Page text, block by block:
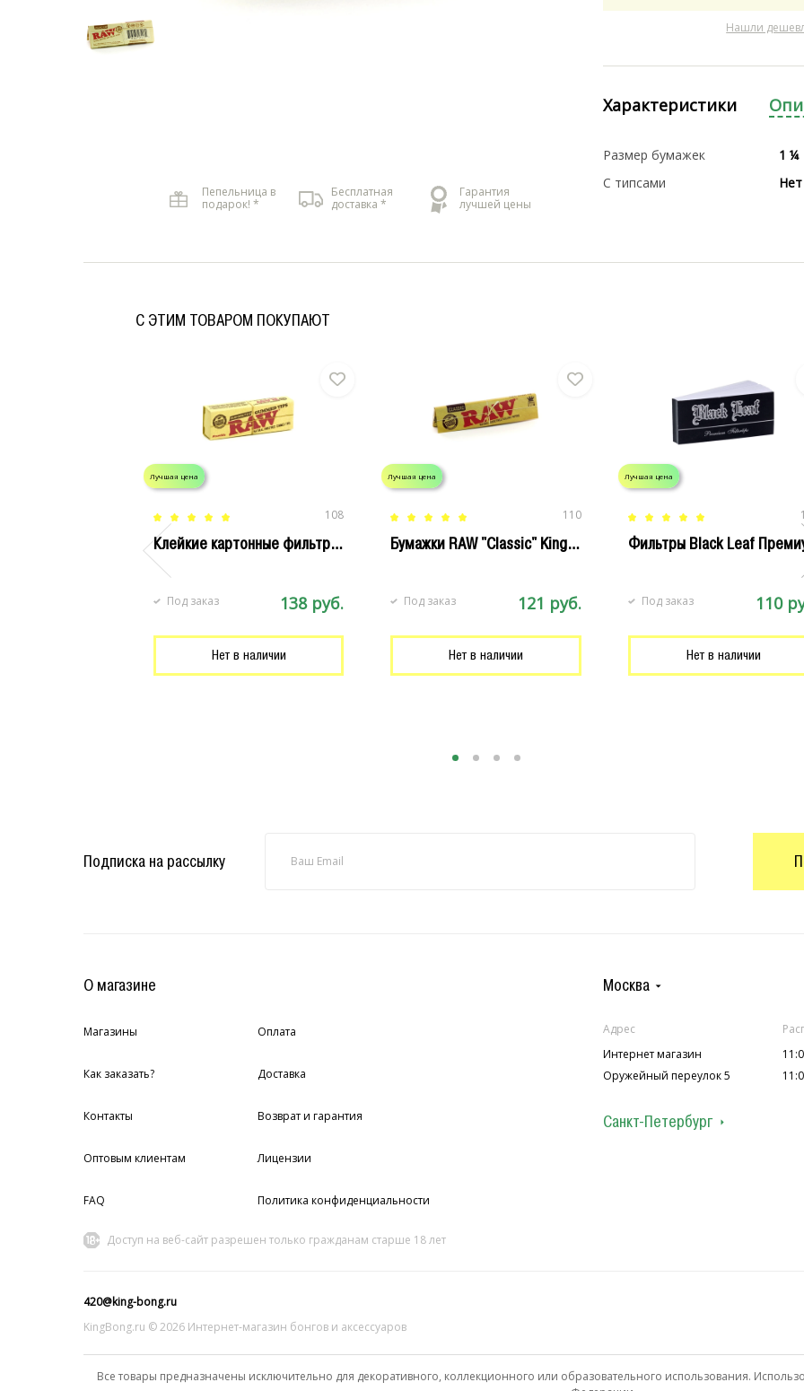
Пепельница в
подарок! *
Бесплатная
доставка *
Гарантия
лучшей цены
Нашли
Характеристики
Размер бумажек
1 ¼
С типсами
Нет
C ЭТИМ ТОВАРОМ ПОКУПАЮТ
Лучшая цена
108
Клейкие картонные фильтры RAW
138 руб.
Под заказ
Нет в наличии
Лучшая цена
110
Бумажки RAW "Classic" King Size Slim
121 руб.
Под заказ
Нет в наличии
Лучшая цена
Фильтры Black Leaf
110
Под заказ
Нет в наличии
Подписка на рассылку
О магазине
Магазины Оплата
Как заказать? Доставка
Контакты Возврат и гарантия
Оптовым клиентам Лицензии
FAQ Политика конфиденциальности
Москва
Адрес
Интернет магазин
Оружейный переулок 5
Санкт-Петербург
Доступ на веб-сайт разрешен только гражданам старше 18 лет
420@king-bong.ru
KingBong.ru © 2026 Интернет‑магазин бонгов и аксессуаров
Все товары предназначены исключительно для декоративного, коллекционного или образовательного использования.